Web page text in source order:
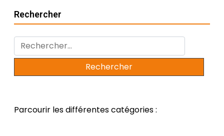
Rechercher
Rechercher :
Parcourir les différentes catégories :